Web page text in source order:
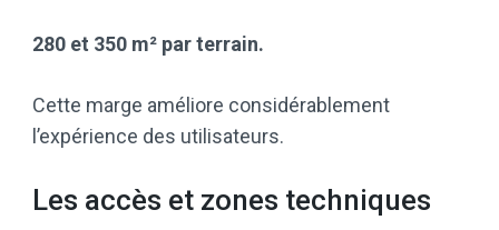
280 et 350 m² par terrain.
Cette marge améliore considérablement
l’expérience des utilisateurs.
Les accès et zones techniques